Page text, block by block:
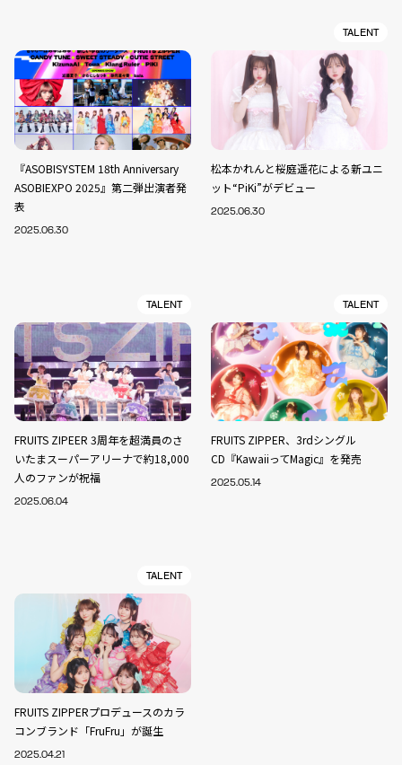
『ASOBISYSTEM 18th Anniversary
ASOBIEXPO 2025』第二弾出演者発
表
2025.06.30
TALENT
松本かれんと桜庭遥花による新ユニ
ット“PiKi”がデビュー
2025.06.30
TALENT
FRUITS ZIPEER 3周年を超満員のさ
いたまスーパーアリーナで約18,000
人のファンが祝福
2025.06.04
TALENT
FRUITS ZIPPER、3rdシングル
CD『KawaiiってMagic』を発売
2025.05.14
TALENT
FRUITS ZIPPERプロデュースのカラ
コンブランド「FruFru」が誕生
2025.04.21